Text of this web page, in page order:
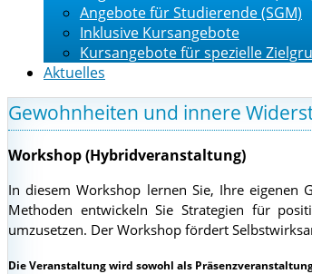
Angebote für Studierende (SGM)
Inklusive Kursangebote
Kursangebote für spezielle
Aktuelles
Gewohnheiten und innere
Workshop(Hybridveranstaltung)
In diesem Workshop lernen Sie, Ihre eigenen
Methoden entwickeln Sie Strategien für
umzusetzen. Der Workshop fördert
Die Veranstaltung wird sowohl als